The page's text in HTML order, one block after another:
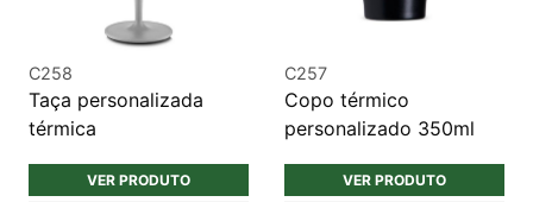
C258
Taça personalizada
térmica
VER PRODUTO
C257
Copo térmico
personalizado 350ml
VER PRODUTO